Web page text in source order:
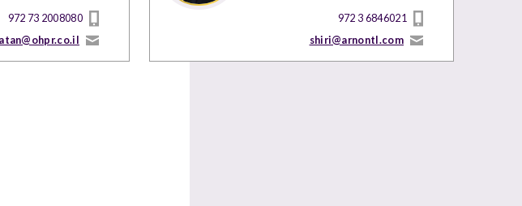
972 3 6846021
shiri@arnontl.com
972 73 2008080